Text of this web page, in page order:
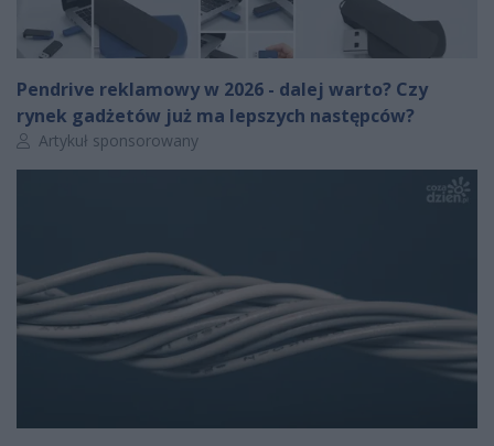
Pendrive reklamowy w 2026 - dalej warto? Czy
rynek gadżetów już ma lepszych następców?
Autor artykułu:
Artykuł sponsorowany